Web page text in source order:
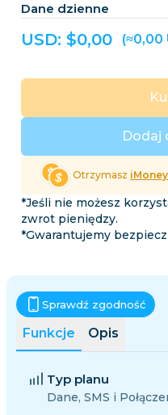
Dane dzienne
USD: $0,00 (≈0,00
Dodaj
Otrzymasz iMoney
*Jeśli nie możesz
zwrot pieniędzy.
*Gwarantujemy
Funkcje Opis
Sprawdź zgodność
Typ planu
Dane, SMS i